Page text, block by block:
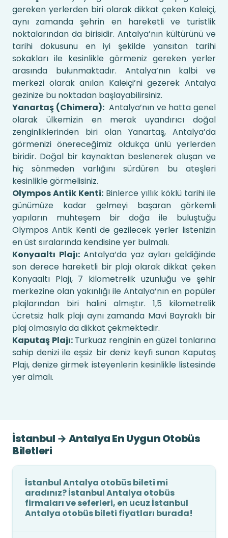
gereken yerlerden biri olarak dikkat çeken Kaleiçi,
aynı zamanda şehrin en hareketli ve turistlik
noktalarından da birisidir. Antalya’nın kültürünü ve
tarihi dokusunu en iyi şekilde yansıtan tarihi
sokakları ile kesinlikle görmeniz gereken yerler
arasında bulunmaktadır. Antalya’nın kalbi ve
merkezi olarak anılan Kaleiçi’ni gezerek Antalya
gezinize bu noktadan başlayabilirsiniz.
Yanartaş (Chimera):Antalya’nın ve hatta genel
olarak ülkemizin en merak uyandırıcı doğal
zenginliklerinden biri olan Yanartaş, Antalya’da
görmenizi önereceğimiz oldukça ünlü yerlerden
biridir. Doğal bir kaynaktan beslenerek oluşan ve
hiç sönmeden varlığını sürdüren bu ateşleri
kesinlikle görmelisiniz.
Olympos Antik Kenti: Binlerce yıllık köklü tarihi ile
günümüze kadar gelmeyi başaran görkemli
yapıların muhteşem bir doğa ile buluştuğu
Olympos Antik Kenti de gezilecek yerler listenizin
en üst sıralarında kendisine yer bulmalı.
Konyaaltı Plajı:Antalya’da yaz ayları geldiğinde
son derece hareketli bir plajı olarak dikkat çeken
Konyaaltı Plajı, 7 kilometrelik uzunluğu ve şehir
merkezine olan yakınlığı ile Antalya’nın en popüler
plajlarından biri halini almıştır. 1,5 kilometrelik
ücretsiz halk plajı aynı zamanda Mavi Bayraklı bir
plaj olmasıyla da dikkat çekmektedir.
Kaputaş Plajı:Turkuaz renginin en güzel tonlarına
sahip denizi ile eşsiz bir deniz keyfi sunan Kaputaş
Plajı, denize girmek isteyenlerin kesinlikle listesinde
yer almalı.
İstanbul → Antalya En Uygun Otobüs
Biletleri
İstanbul Antalya otobüs bileti mi
aradınız? İstanbul Antalya otobüs
firmaları ve seferleri, en ucuz İstanbul
Antalya otobüs bileti fiyatları burada!